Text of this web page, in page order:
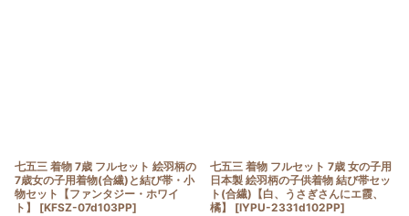
七五三 着物 7歳 フルセット 絵羽柄の
7歳女の子用着物(合繊)と結び帯・小
物セット【ファンタジー・ホワイ
ト】
[KFSZ-07d103PP]
七五三 着物 フルセット 7歳 女の子用
日本製 絵羽柄の子供着物 結び帯セッ
ト(合繊)【白、うさぎさんにエ霞、
橘】
[IYPU-2331d102PP]